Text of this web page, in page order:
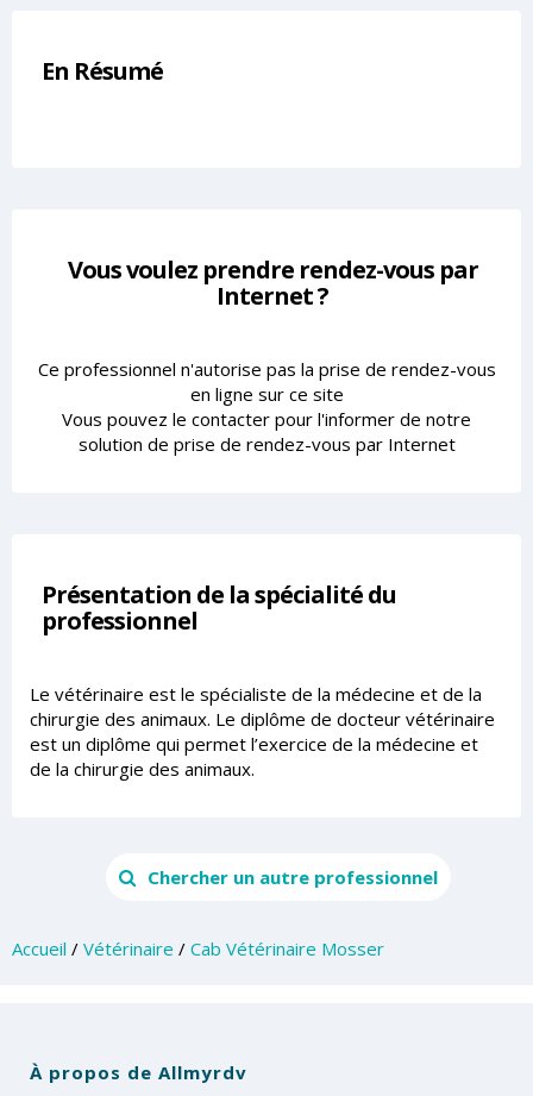
En Résumé
Vous voulez prendre rendez-vous par
Internet ?
Ce professionnel n'autorise pas la prise de rendez-vous
en ligne sur ce site
Vous pouvez le contacter pour l'informer de notre
solution de prise de rendez-vous par Internet
Présentation de la spécialité du
professionnel
Le vétérinaire est le spécialiste de la médecine et de la
chirurgie des animaux. Le diplôme de docteur vétérinaire
est un diplôme qui permet l’exercice de la médecine et
de la chirurgie des animaux.
Chercher un autre professionnel
Accueil / Vétérinaire / Cab Vétérinaire Mosser
À propos de Allmyrdv